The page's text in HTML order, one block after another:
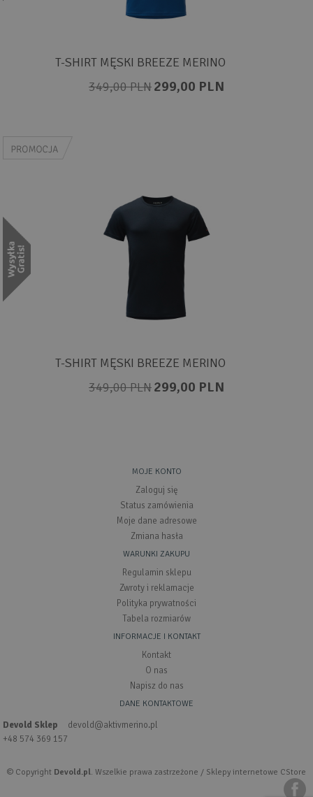
T-SHIRT MĘSKI BREEZE MERINO
349,00 PLN299,00 PLN
T-SHIRT MĘSKI BREEZE MERINO
349,00 PLN299,00 PLN
MOJE KONTO
Zaloguj się
Status zamówienia
Moje dane adresowe
Zmiana hasła
WARUNKI ZAKUPU
Regulamin sklepu
Zwroty i reklamacje
Polityka prywatności
Tabela rozmiarów
INFORMACJE I KONTAKT
Kontakt
O nas
Napisz do nas
DANE KONTAKTOWE
Devold Sklep
+48 574 369 157
devold@aktivmerino.pl
© Copyright Devold.pl. Wszelkie prawa zastrzeżone / Sklepy internetowe CStore